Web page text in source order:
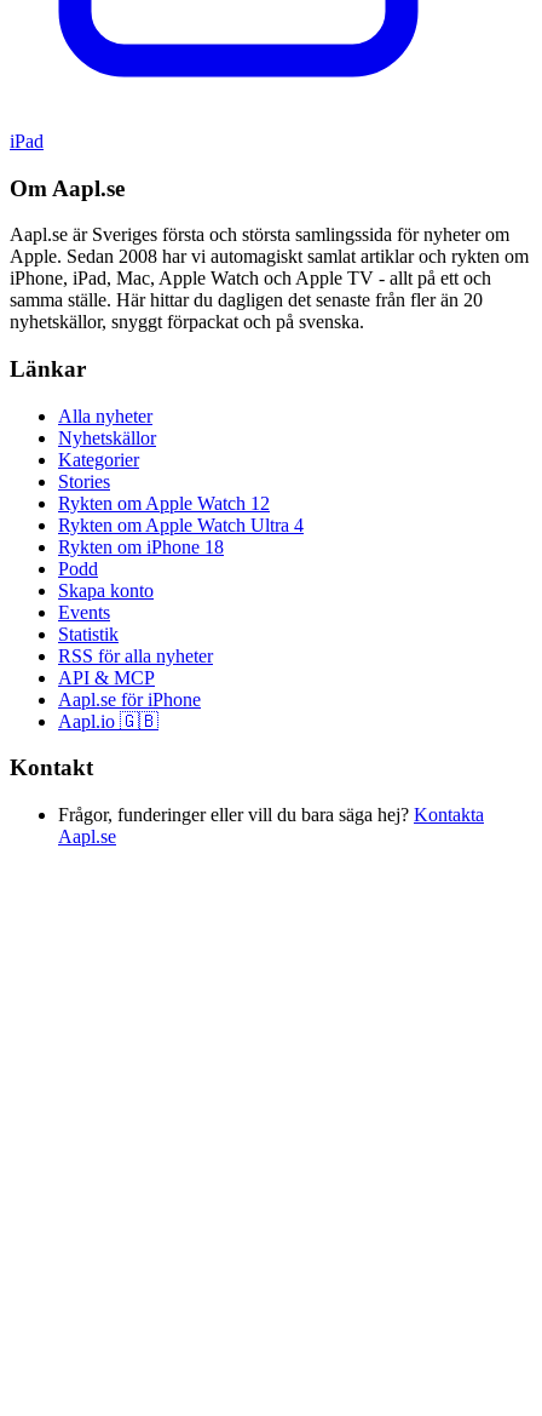
iPad
Om Aapl.se
Aapl.se är Sveriges första och största samlingssida för nyheter om
Apple. Sedan 2008 har vi automagiskt samlat artiklar och rykten om
iPhone, iPad, Mac, Apple Watch och Apple TV - allt på ett och
samma ställe. Här hittar du dagligen det senaste från fler än 20
nyhetskällor, snyggt förpackat och på svenska.
Länkar
Alla nyheter
Nyhetskällor
Kategorier
Stories
Rykten om Apple Watch 12
Rykten om Apple Watch Ultra 4
Rykten om iPhone 18
Podd
Skapa konto
Events
Statistik
RSS för alla nyheter
API & MCP
Aapl.se för iPhone
Aapl.io 🇬🇧
Kontakt
Frågor, funderinger eller vill du bara säga hej? Kontakta
Aapl.se